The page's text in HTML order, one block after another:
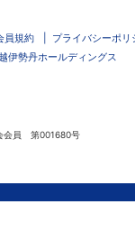
員規約
プライバシーポリ
伊勢丹ホールディングス
会員 第001680号